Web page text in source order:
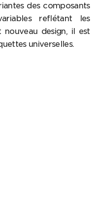
des composants
reflétant les
design, il est
universelles.